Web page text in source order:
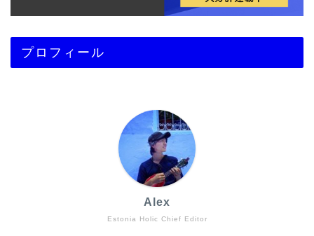
プロフィール
Estonia Holic Chief Editor
Alex